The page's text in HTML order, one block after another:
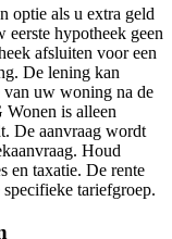
optie als u extra geld
hypotheek geen
afsluiten voor een
De lening kan
van uw woning na de
is alleen
De aanvraag wordt
Houd
en taxatie. De rente
tariefgroep.